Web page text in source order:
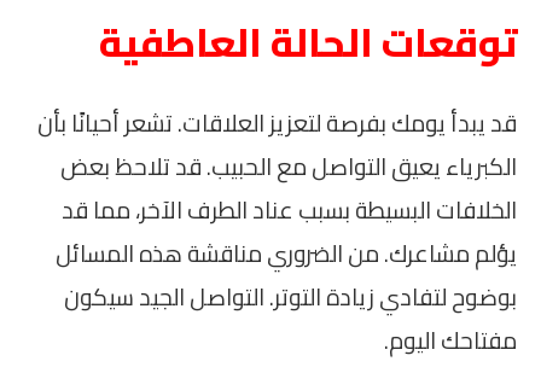
توقعات الحالة العاطفية
قد يبدأ يومك بفرصة لتعزيز العلاقات. تشعر أحيانًا بأن
الكبرياء يعيق التواصل مع الحبيب. قد تلاحظ بعض
الخلافات البسيطة بسبب عناد الطرف الآخر، مما قد
يؤلم مشاعرك. من الضروري مناقشة هذه المسائل
بوضوح لتفادي زيادة التوتر. التواصل الجيد سيكون
مفتاحك اليوم.